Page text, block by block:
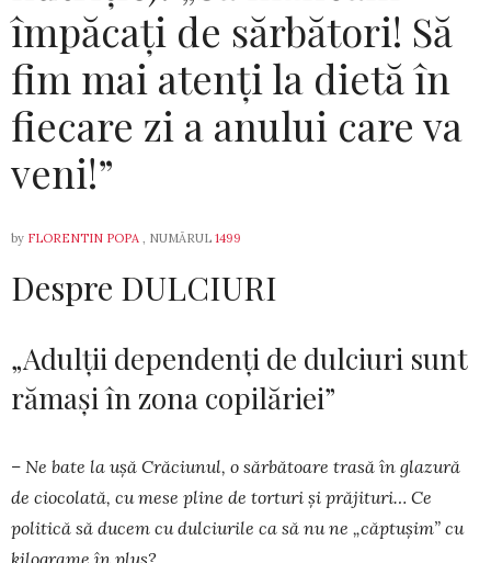
împăcați de sărbători! Să
fim mai atenți la dietă în
fiecare zi a anului care va
veni!”
by FLORENTIN POPA , NUMĂRUL 1499
Despre DULCIURI
„Adulții dependenți de dulciuri sunt
rămași în zona copilăriei”
– Ne bate la ușă Crăciunul, o sărbătoare trasă în glazură
de ciocolată, cu mese pline de torturi și prăjituri… Ce
politică să du­cem cu dul­ciu­rile ca să nu ne „căptușim” cu